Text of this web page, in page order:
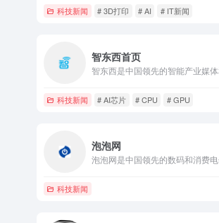
科技新闻 # 3D打印 # AI # IT新闻
智东西首页
科技新闻 # AI芯片 # CPU # GPU
泡泡网
科技新闻